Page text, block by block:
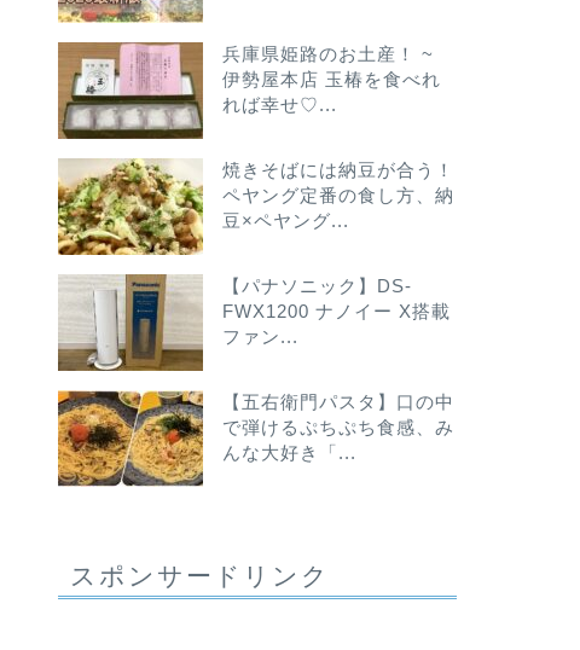
兵庫県姫路のお土産！ ~
伊勢屋本店 玉椿を食べれ
れば幸せ♡...
焼きそばには納豆が合う！
ペヤング定番の食し方、納
豆×ペヤング...
【パナソニック】DS-
FWX1200 ナノイー X搭載
ファン...
【五右衛門パスタ】口の中
で弾けるぷちぷち食感、み
んな大好き「...
スポンサードリンク